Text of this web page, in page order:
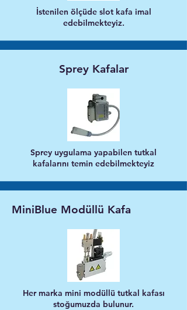
İstenilen ölçüde slot kafa imal
edebilmekteyiz.
Sprey Kafalar
Sprey uygulama yapabilen tutkal
kafalarını temin edebilmekteyiz
MiniBlue Modüllü Kafa
Her marka mini modüllü tutkal kafası
stoğumuzda bulunur.